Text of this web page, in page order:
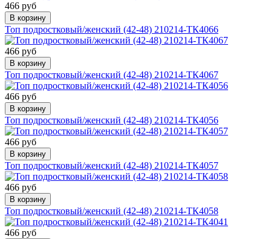
466 руб
В корзину
Топ подростковый/женский (42-48) 210214-ТК4066
466 руб
В корзину
Топ подростковый/женский (42-48) 210214-ТК4067
466 руб
В корзину
Топ подростковый/женский (42-48) 210214-ТК4056
466 руб
В корзину
Топ подростковый/женский (42-48) 210214-ТК4057
466 руб
В корзину
Топ подростковый/женский (42-48) 210214-ТК4058
466 руб